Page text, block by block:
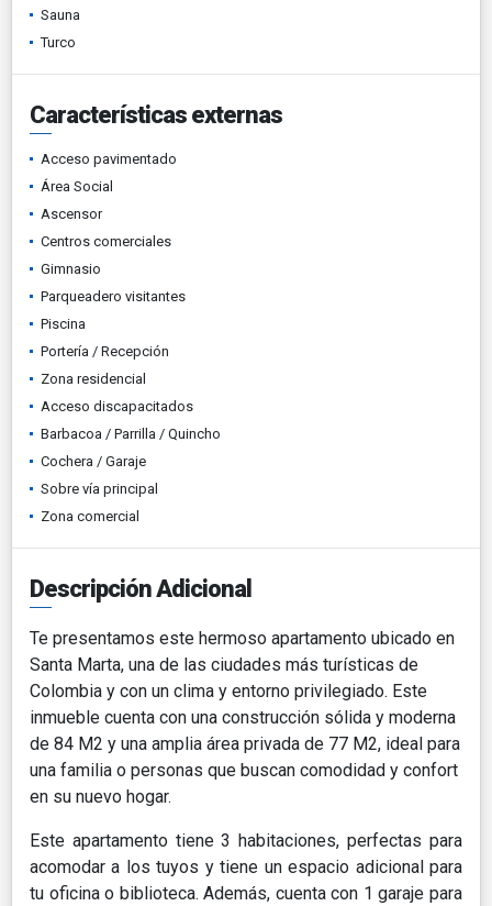
Sauna
Turco
Características externas
Acceso pavimentado
Área Social
Ascensor
Centros comerciales
Gimnasio
Parqueadero visitantes
Piscina
Portería / Recepción
Zona residencial
Acceso discapacitados
Barbacoa / Parrilla / Quincho
Cochera / Garaje
Sobre vía principal
Zona comercial
Descripción Adicional
Te presentamos este hermoso apartamento ubicado en
Santa Marta, una de las ciudades más turísticas de
Colombia y con un clima y entorno privilegiado. Este
inmueble cuenta con una construcción sólida y moderna
de 84 M2 y una amplia área privada de 77 M2, ideal para
una familia o personas que buscan comodidad y confort
en su nuevo hogar.
Este apartamento tiene 3 habitaciones, perfectas para
acomodar a los tuyos y tiene un espacio adicional para
tu oficina o biblioteca. Además, cuenta con 1 garaje para